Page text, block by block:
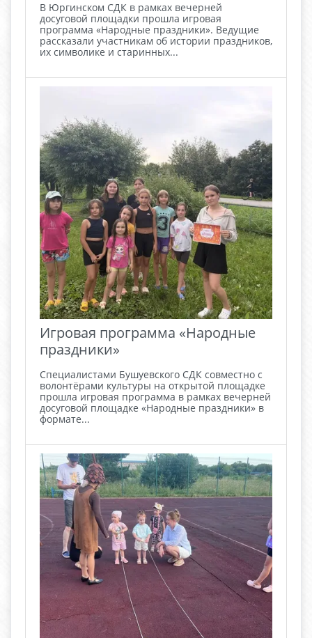
В Юргинском СДК в рамках вечерней
досуговой площадки прошла игровая
программа «Народные праздники». Ведущие
рассказали участникам об истории праздников,
их символике и старинных...
Игровая программа «Народные
праздники»
Специалистами Бушуевского СДК совместно с
волонтёрами культуры на открытой площадке
прошла игровая программа в рамках вечерней
досуговой площадке «Народные праздники» в
формате...